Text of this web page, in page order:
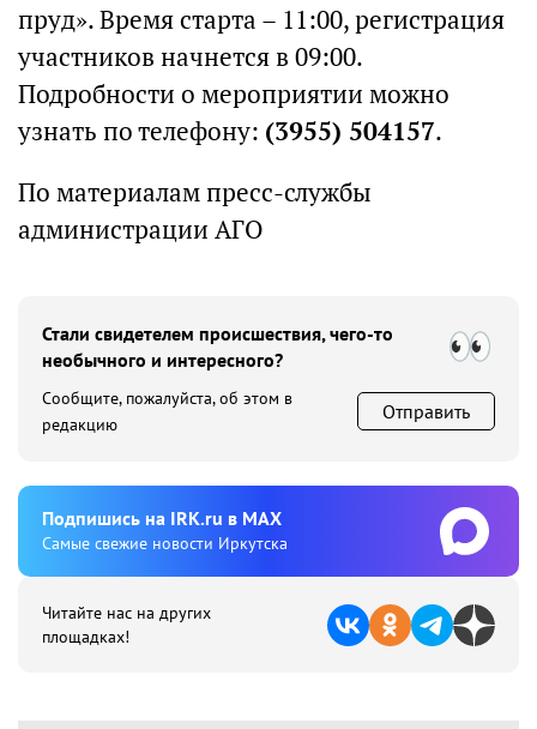
пруд». Время старта – 11:00, регистрация
участников начнется в 09:00.
Подробности о мероприятии можно
узнать по телефону: (3955) 504157.
По материалам пресс-службы
администрации АГО
Стали свидетелем происшествия, чего-то
необычного и интересного?
Сообщите, пожалуйста, об этом в
редакцию
Отправить
Подпишиcь на IRK.ru в MAX
Cамые свежие новости Иркутска
Читайте нас на других
площадках!